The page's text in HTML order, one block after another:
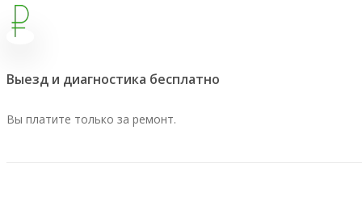
Выезд и диагностика бесплатно
Вы платите только за ремонт.